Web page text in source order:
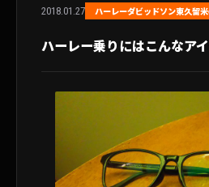
2018.01.27 ハーレーダビッドソン東久留
ハーレー乗りにはこんなア